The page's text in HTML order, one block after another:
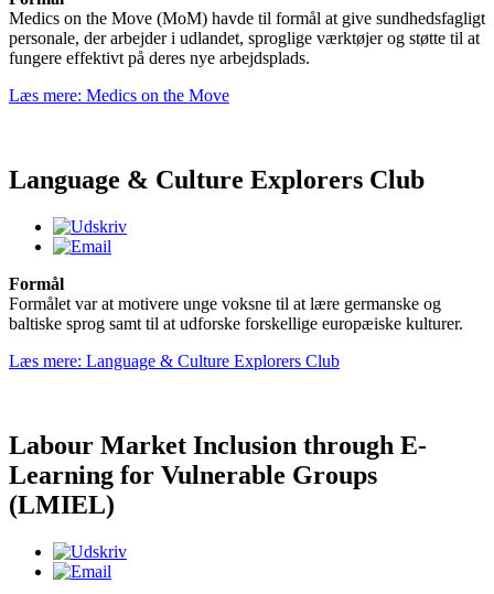
Medics on the Move (MoM) havde til formål at give sundhedsfagligt
personale, der arbejder i udlandet, sproglige værktøjer og støtte til at
fungere effektivt på deres nye arbejdsplads.
Læs mere: Medics on the Move
Language & Culture Explorers Club
Formål
Formålet var at motivere unge voksne til at lære germanske og
baltiske sprog samt til at udforske forskellige europæiske kulturer.
Læs mere: Language & Culture Explorers Club
Labour Market Inclusion through E-
Learning for Vulnerable Groups
(LMIEL)